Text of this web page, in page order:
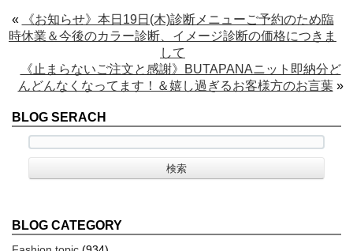
«
《お知らせ》本日19日(木)診断メニューご予約のため臨
時休業＆今後のカラー診断、イメージ診断の価格につきま
して
《止まらないご注文と感謝》BUTAPANAニット即納分ど
んどんなくなってます！＆嬉し過ぎるお客様方のお言葉»
BLOG SERACH
BLOG CATEGORY